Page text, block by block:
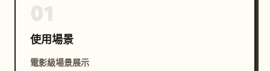
使用場景
電影級場景展示